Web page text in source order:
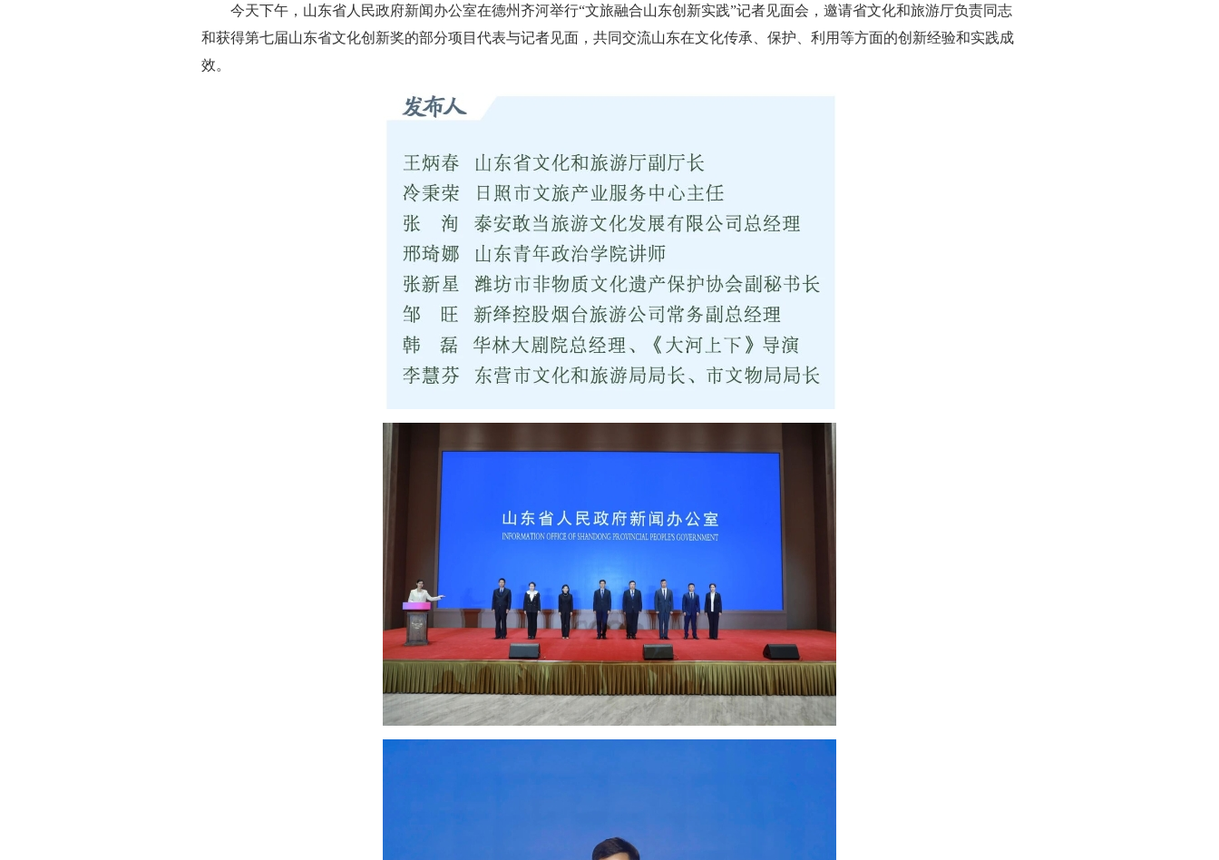
今天下午，山东省人民政府新闻办公室在德州齐河举行“文旅融合山东创新实践”记者见面会，邀请省文化和旅游厅负责同志
和获得第七届山东省文化创新奖的部分项目代表与记者见面，共同交流山东在文化传承、保护、利用等方面的创新经验和实践成
效。